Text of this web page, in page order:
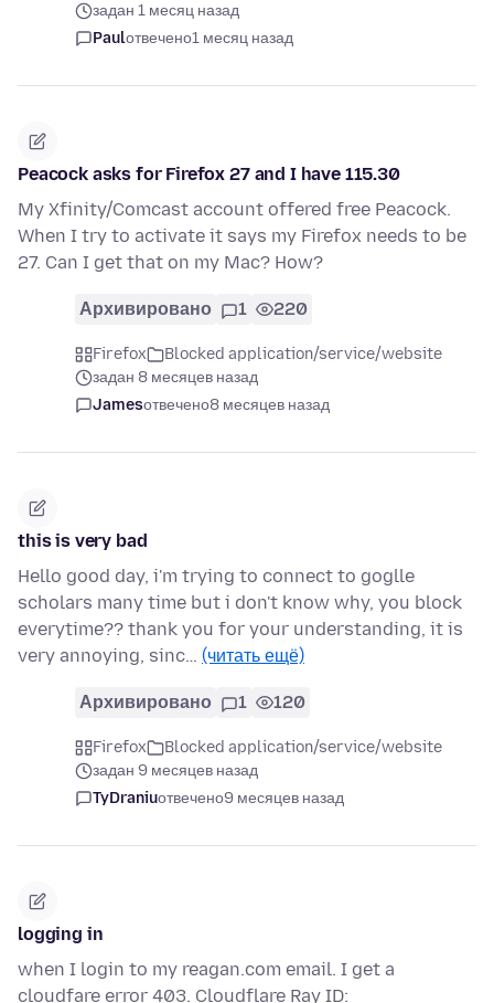
задан 1 месяц назад
Paulотвечено1 месяц назад
Peacock asks for Firefox 27 and I have 115.30
My Xfinity/Comcast account offered free Peacock.
When I try to activate it says my Firefox needs to be
27. Can I get that on my Mac? How?
Архивировано 1 220
Firefox
Blocked application/service/website
задан 8 месяцев назад
Jamesотвечено8 месяцев назад
this is very bad
Hello good day, i'm trying to connect to goglle
scholars many time but i don't know why, you block
everytime?? thank you for your understanding, it is
very annoying, sinc… (читать ещё)
Архивировано 1 120
Firefox
Blocked application/service/website
задан 9 месяцев назад
TyDraniuотвечено9 месяцев назад
logging in
when I login to my reagan.com email. I get a
cloudfare error 403. Cloudflare Ray ID: